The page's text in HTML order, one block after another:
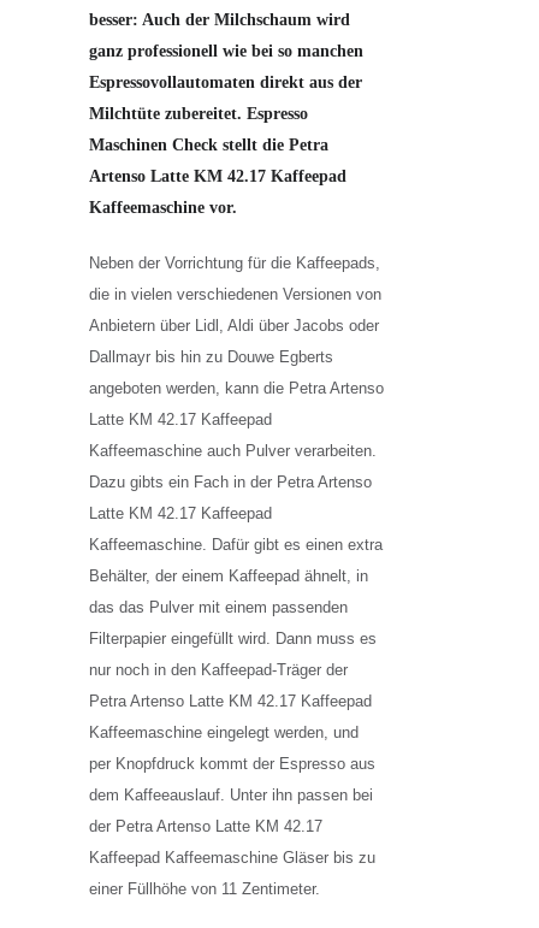
besser: Auch der Milchschaum wird
ganz professionell wie bei so manchen
Espressovollautomaten direkt aus der
Milchtüte zubereitet. Espresso
Maschinen Check stellt die Petra
Artenso Latte KM 42.17 Kaffeepad
Kaffeemaschine vor.
Neben der Vorrichtung für die Kaffeepads,
die in vielen verschiedenen Versionen von
Anbietern über Lidl, Aldi über Jacobs oder
Dallmayr bis hin zu Douwe Egberts
angeboten werden, kann die Petra Artenso
Latte KM 42.17 Kaffeepad
Kaffeemaschine auch Pulver verarbeiten.
Dazu gibts ein Fach in der Petra Artenso
Latte KM 42.17 Kaffeepad
Kaffeemaschine. Dafür gibt es einen extra
Behälter, der einem Kaffeepad ähnelt, in
das das Pulver mit einem passenden
Filterpapier eingefüllt wird. Dann muss es
nur noch in den Kaffeepad-Träger der
Petra Artenso Latte KM 42.17 Kaffeepad
Kaffeemaschine eingelegt werden, und
per Knopfdruck kommt der Espresso aus
dem Kaffeeauslauf. Unter ihn passen bei
der Petra Artenso Latte KM 42.17
Kaffeepad Kaffeemaschine Gläser bis zu
einer Füllhöhe von 11 Zentimeter.